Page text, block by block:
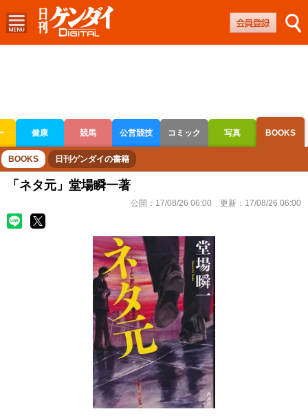
健康 競馬 公営競技 コミック 写真 BOOKS
ボートレース 競輪 オートレース
BOOKS 日刊ゲンダイの書籍
「ネタ元」堂場瞬一著
公開： 17/08/26 06:00 更新： 17/08/26 06:00